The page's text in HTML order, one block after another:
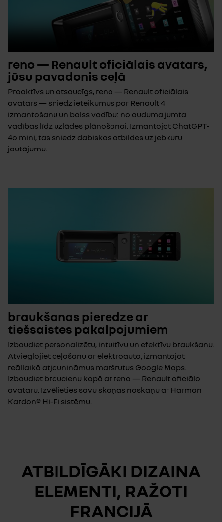
reno — Renault oficiālais avatars,
jūsu pavadonis ceļā
Proaktīvs un atsaucīgs, reno — Renault oficiālais
avatars — sniedz ieteikumus par Renault 4
izmantošanu un balss vadību: no auduma jumta
vadības līdz uzlādes plānošanai. Izmantojot ChatGPT-
4o mini, tas sniedz dabiskas atbildes uz jebkuru
jautājumu.
braukšanas pieredze ar
tiešsaistes pakalpojumiem
Izbaudiet personalizētu, intuitīvu un efektīvu braukšanu.
Atvieglojiet ceļošanu ar elektroauto, izmantojot
reāllaikā atjaunināmus maršrutus Google Maps.
Izbaudiet braucienu kopā ar reno — Renault oficiālo
avataru. Izvēlieties savu skaņas noskaņu ar Harman
Kardon® Hi-Fi sistēmu.
ATBILDĪGĀKI DIZAINA
ELEMENTI, RAŽOTI
FRANCIJĀ